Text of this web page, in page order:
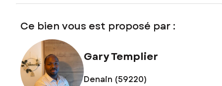
Ce bien vous est proposé par :
Gary Templier
Denain (59220)